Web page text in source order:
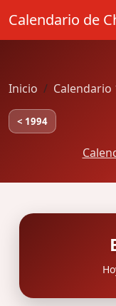
Calendario de
Inicio Calendario
< 1994